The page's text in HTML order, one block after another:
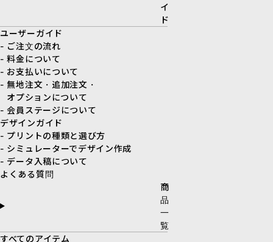
イ
ド
ユーザーガイド
- ご注文の流れ
- 料金について
- お支払いについて
- 無地注文・追加注文・
オプションについて
- 会員ステージについて
デザインガイド
- プリントの種類と選び方
- シミュレーターでデザイン作成
- データ入稿について
よくある質問
商
品
一
覧
すべてのアイテム